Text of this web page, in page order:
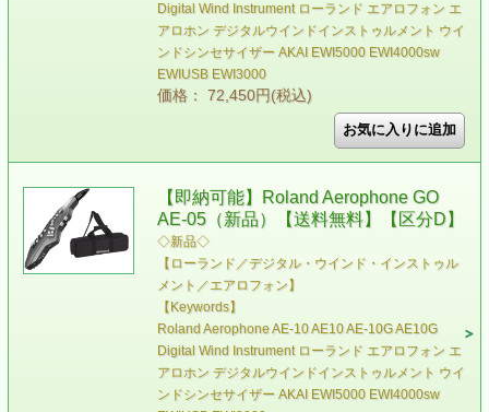
Digital Wind Instrument ローランド エアロフォン エ
アロホン デジタルウインドインストゥルメント ウイ
ンドシンセサイザー AKAI EWI5000 EWI4000sw
EWIUSB EWI3000
価格： 72,450円(税込)
【即納可能】Roland Aerophone GO
AE-05（新品）【送料無料】【区分D】
◇新品◇
【ローランド／デジタル・ウインド・インストゥル
メント／エアロフォン】
【Keywords】
Roland Aerophone AE-10 AE10 AE-10G AE10G
Digital Wind Instrument ローランド エアロフォン エ
アロホン デジタルウインドインストゥルメント ウイ
ンドシンセサイザー AKAI EWI5000 EWI4000sw